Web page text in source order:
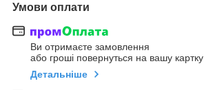
Умови оплати
Ви отримаєте замовлення
або гроші повернуться на вашу картку
Детальніше